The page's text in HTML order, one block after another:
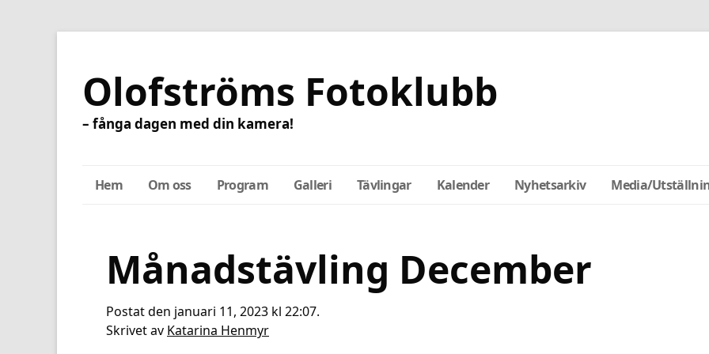
Olofströms Fotoklubb
– fånga dagen med din kamera!
Hem Om oss Program Galleri Tävlingar Kalender Nyhetsarkiv Media/
Månadstävling December
Postat den januari 11, 2023 kl 22:07.
Skrivet av Katarina Henmyr